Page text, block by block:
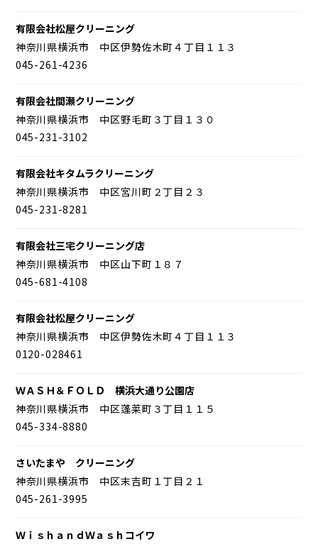
有限会社松屋クリーニング
神奈川県横浜市 中区伊勢佐木町４丁目１１３
045-261-4236
有限会社間瀬クリーニング
神奈川県横浜市 中区野毛町３丁目１３０
045-231-3102
有限会社キタムラクリーニング
神奈川県横浜市 中区宮川町２丁目２３
045-231-8281
有限会社三宅クリーニング店
神奈川県横浜市 中区山下町１８７
045-681-4108
有限会社松屋クリーニング
神奈川県横浜市 中区伊勢佐木町４丁目１１３
0120-028461
ＷＡＳＨ＆ＦＯＬＤ 横浜大通り公園店
神奈川県横浜市 中区蓬莱町３丁目１１５
045-334-8880
さいたまや クリーニング
神奈川県横浜市 中区末吉町１丁目２１
045-261-3995
ＷｉｓｈａｎｄＷａｓｈコイワ